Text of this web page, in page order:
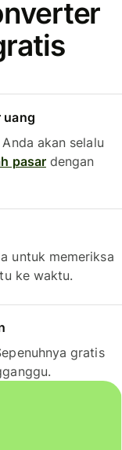
uang
akan selalu
pasardengan
untuk memeriksa
ke waktu.
gratis